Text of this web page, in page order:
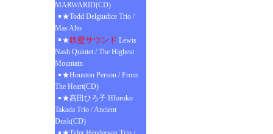
MARWARID(CD)
★Todd Delgiudice Trio /
Mas Alto
★鉄壁サウンド Lewis
Nash Quintet / The Highest
Mountain
★Houston Person / From
The Heart(CD)
★高田ひろ子 HIoroko
Takada Trio / Ancient
Dusk(CD)